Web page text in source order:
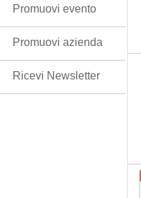
Promuovi evento
Promuovi azienda
Ricevi Newsletter